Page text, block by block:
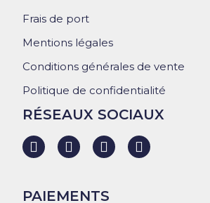
Frais de port
Mentions légales
Conditions générales de vente
Politique de confidentialité
RÉSEAUX SOCIAUX
PAIEMENTS